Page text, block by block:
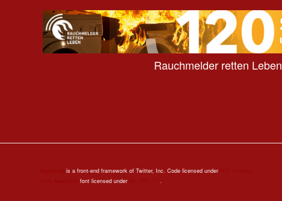
Rauchmelder retten Leben
is a front-end framework of Twitter, Inc. Code licensed under
font licensed under .